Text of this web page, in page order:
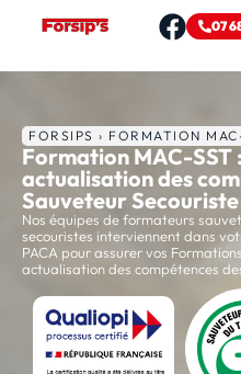
07
FORSIPS › FORMATION
Formation MAC-SST
actualisation des
Sauveteur
Nos équipes de formateurs
secouristes interviennent dans
PACA pour assurer vos
actualisation des compétences